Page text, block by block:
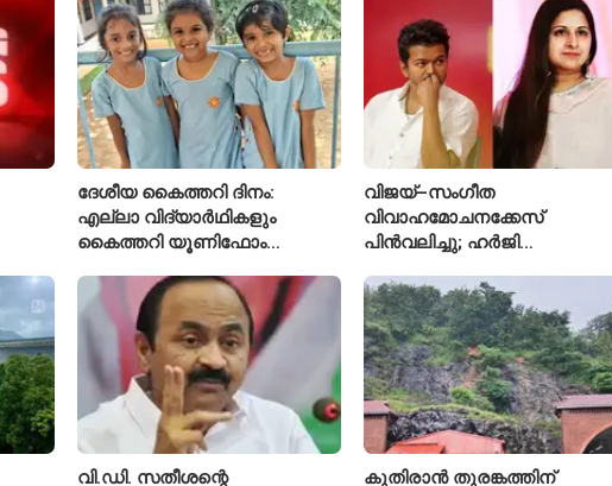
ദേശീയ കൈത്തറി ദിനം:
എല്ലാ വിദ്യാർഥികളും
കൈത്തറി യൂണിഫോം
സ്കൂൾ വേറിട്ട മാതൃക
വിജയ്–സംഗീത
വിവാഹമോചനക്കേസ്
പിൻവലിച്ചു; ഹർജി
അവസാനിപ്പിച്ച് കോടതി
വി.ഡി. സതീശന്റെ കുതിരാൻ തുരങ്കത്തിന്